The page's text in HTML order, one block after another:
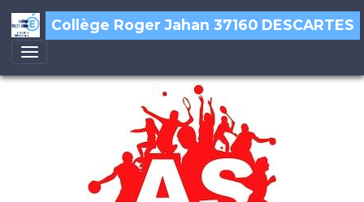
Collège Roger Jahan 37160 DESCARTES